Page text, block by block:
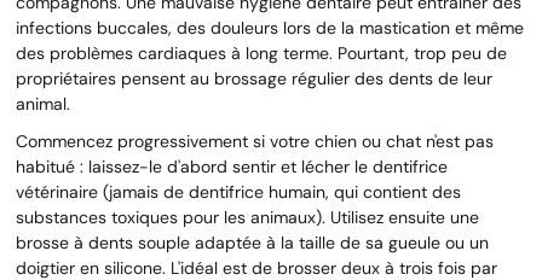
infections buccales, des douleurs lors de la mastication et même
des problèmes cardiaques à long terme. Pourtant, trop peu de
propriétaires pensent au brossage régulier des dents de leur
animal.
Commencez progressivement si votre chien ou chat n'est pas
habitué : laissez-le d'abord sentir et lécher le dentifrice
vétérinaire (jamais de dentifrice humain, qui contient des
substances toxiques pour les animaux). Utilisez ensuite une
brosse à dents souple adaptée à la taille de sa gueule ou un
doigtier en silicone. L'idéal est de brosser deux à trois fois par